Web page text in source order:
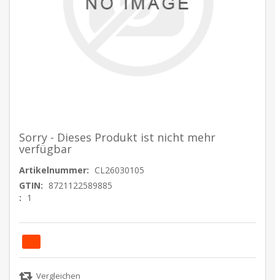
Sorry - Dieses Produkt ist nicht mehr
verfügbar
Artikelnummer: CL26030105
GTIN: 8721122589885
: 1